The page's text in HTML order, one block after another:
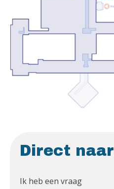
Direct naar
Ik heb een vraag